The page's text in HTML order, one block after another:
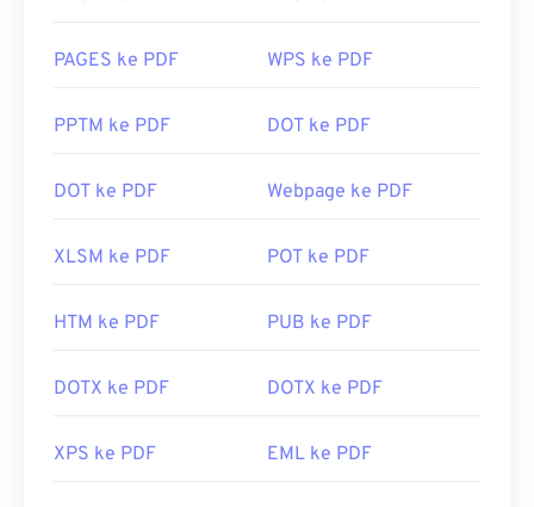
PAGES ke PDF WPS ke PDF
PPTM ke PDF DOT ke PDF
DOT ke PDF Webpage ke PDF
XLSM ke PDF POT ke PDF
HTM ke PDF PUB ke PDF
DOTX ke PDF DOTX ke PDF
XPS ke PDF EML ke PDF